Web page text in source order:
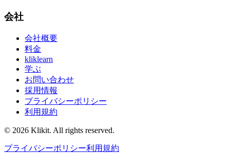
会社
会社概要
料金
kliklearn
学ぶ
お問い合わせ
採用情報
プライバシーポリシー
利用規約
© 2026 Klikit. All rights reserved.
プライバシーポリシー利用規約